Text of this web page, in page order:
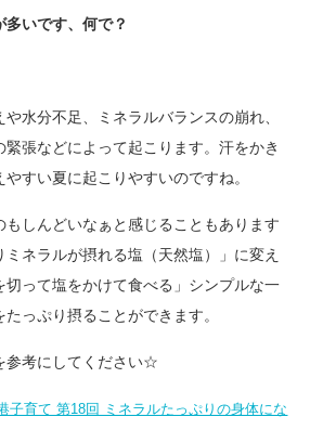
いです、何で？
水分不足、ミネラルバランスの崩れ、
緊張などによって起こります。汗をかき
すい夏に起こりやすいのですね。
もしんどいなぁと感じることもあります
ネラルが摂れる塩（天然塩）」に変え
切って塩をかけて食べる」シンプルな一
っぷり摂ることができます。
参考にしてください☆
子育て 第18回 ミネラルたっぷりの身体にな